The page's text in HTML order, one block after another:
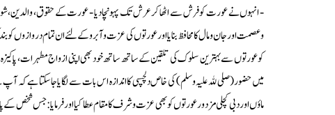
- انہوں نے عورت کو فرش سے اٹھا کر عرش تک پہونچا دیا - عورت کے حقوق، والدین، شوہر
وعصمت اور جان ومال کا محافظ بنایا اور عورتوں کی عزت وآبرو کے لئے ان تمام دروازوں کو
کو عورتوں سے بہترین سلوک کی تلقین کے ساتھ ساتھ خود بھی اپنی ازواج مطہرات،
میں حضور (صلیﷲ علیہ وسلم) کی خاص دلچسپی کا اندازہ اس بات سے لگایا جاسکتا ہے کہ
ماؤں اور دبی کچلی مزدور عورتوں کو بھی عزت وشرف کا مقام عطا کیا اور فرمایا : جس شخص